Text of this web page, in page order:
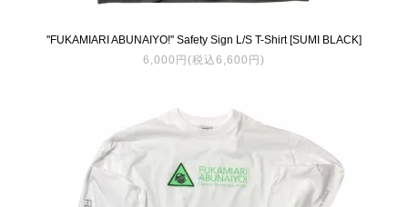
''FUKAMIARI ABUNAIYO!'' Safety Sign L/S T-Shirt [SUMI BLACK]
6,000円(税込6,600円)